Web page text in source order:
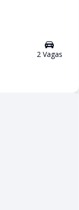
2Vagas